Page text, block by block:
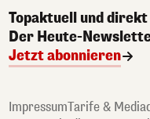
Topaktuell und
Der Heute-
Jetzt abonnieren
ImpressumTarife &